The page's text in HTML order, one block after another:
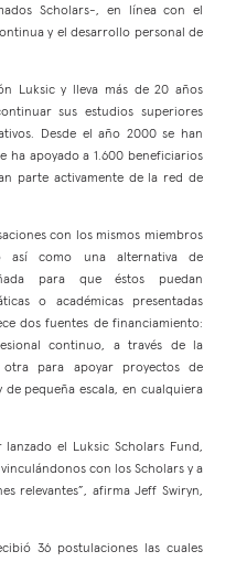
Scholars-, en línea con el
y el desarrollo personal de
Luksic y lleva más de 20 años
sus estudios superiores
Desde el año 2000 se han
ha apoyado a 1.600 beneficiarios
parte activamente de la red de
con los mismos miembros
así como una alternativa de
para que éstos puedan
o académicas presentadas
dos fuentes de financiamiento:
continuo, a través de la
para apoyar proyectos de
pequeña escala, en cualquiera
el Luksic Scholars Fund,
con los Scholars y a
relevantes”, afirma Jeff Swiryn,
36 postulaciones las cuales